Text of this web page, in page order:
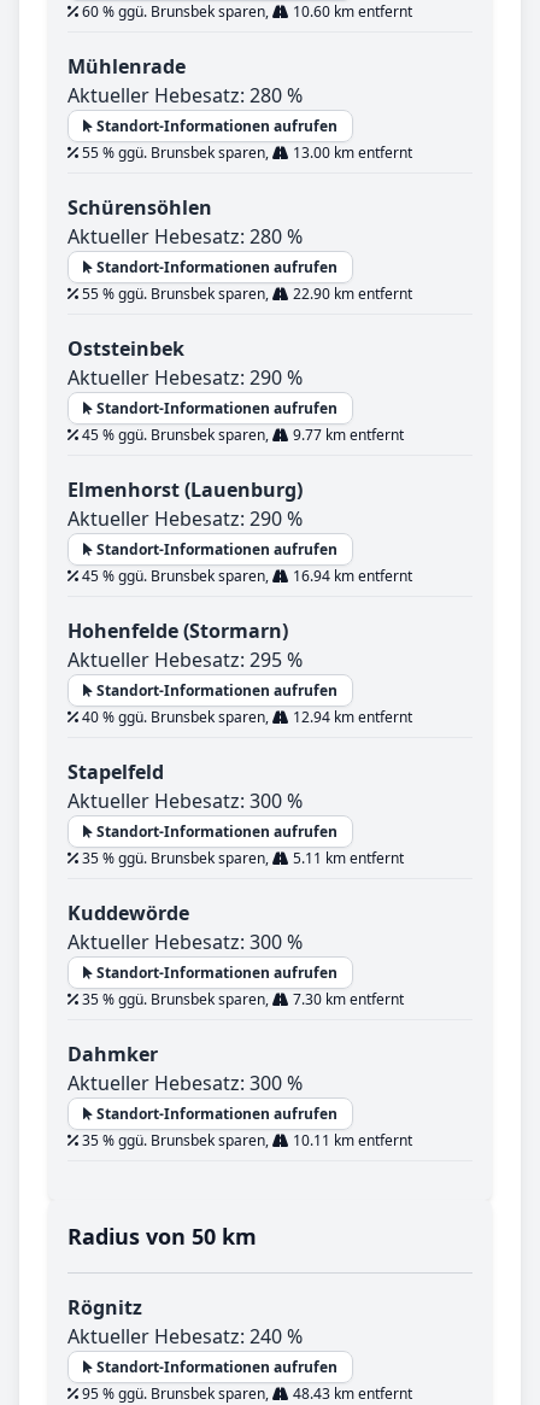
60 % ggü. Brunsbek sparen,
10.60 km entfernt
Mühlenrade
Aktueller Hebesatz: 280 %
Standort-Informationen aufrufen
55 % ggü. Brunsbek sparen,
13.00 km entfernt
Schürensöhlen
Aktueller Hebesatz: 280 %
Standort-Informationen aufrufen
55 % ggü. Brunsbek sparen,
22.90 km entfernt
Oststeinbek
Aktueller Hebesatz: 290 %
Standort-Informationen aufrufen
45 % ggü. Brunsbek sparen,
9.77 km entfernt
Elmenhorst (Lauenburg)
Aktueller Hebesatz: 290 %
Standort-Informationen aufrufen
45 % ggü. Brunsbek sparen,
16.94 km entfernt
Hohenfelde (Stormarn)
Aktueller Hebesatz: 295 %
Standort-Informationen aufrufen
40 % ggü. Brunsbek sparen,
12.94 km entfernt
Stapelfeld
Aktueller Hebesatz: 300 %
Standort-Informationen aufrufen
35 % ggü. Brunsbek sparen,
5.11 km entfernt
Kuddewörde
Aktueller Hebesatz: 300 %
Standort-Informationen aufrufen
35 % ggü. Brunsbek sparen,
7.30 km entfernt
Dahmker
Aktueller Hebesatz: 300 %
Standort-Informationen aufrufen
35 % ggü. Brunsbek sparen,
10.11 km entfernt
Radius von 50 km
Rögnitz
Aktueller Hebesatz: 240 %
Standort-Informationen aufrufen
95 % ggü. Brunsbek sparen,
48.43 km entfernt